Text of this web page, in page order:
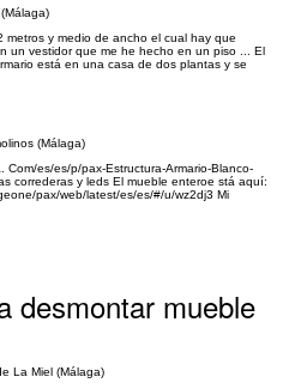
metros y medio de ancho el cual hay que
un vestidor que me he hecho en un piso ... El
está en una casa de dos plantas y se
(Málaga)
es/es/p/pax-Estructura-Armario-Blanco-
correderas y leds El mueble enteroe stá aquí:
pax/web/latest/es/es/#/u/wz2dj3 Mi
desmontar mueble
La Miel (Málaga)